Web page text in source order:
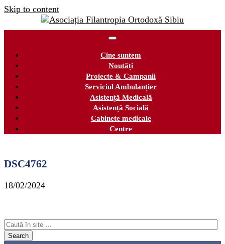
Skip to content
Cine suntem
Noutăți
Proiecte & Campanii
Serviciul Ambulanțier
Asistență Medicală
Asistență Socială
Cabinete medicale
Centre
DSC4762
18/02/2024